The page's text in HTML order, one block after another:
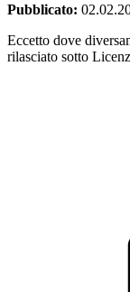
Pubblicato:
Eccetto dove
rilasciato sotto